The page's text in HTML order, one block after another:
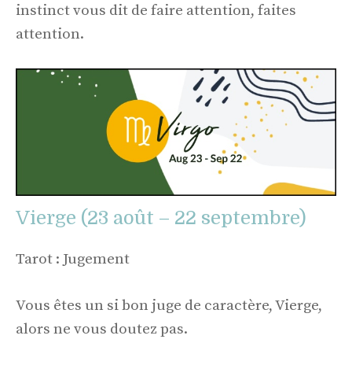
instinct vous dit de faire attention, faites
attention.
Vierge (23 août – 22 septembre)
Tarot : Jugement
Vous êtes un si bon juge de caractère, Vierge,
alors ne vous doutez pas.